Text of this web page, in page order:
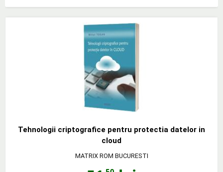
Tehnologii criptografice pentru protectia datelor in
cloud
MATRIX ROM BUCURESTI